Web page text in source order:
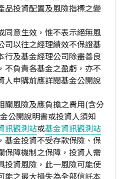
品投資配置及風險指標之變
同意生效，惟不表示絕無風
司以往之經理績效不保證基
行及基金經理公司除盡善良
不負責各基金之盈虧，亦不
人申購前應詳閱基金公開說
關風險及應負擔之費用(含分
公開說明書或投資人須知
訊觀測站或基金資訊觀測站
基金投資不受存款保險、保
保障機制之保障，投資人需
投資風險，此一風險可能使
能之最大損失為全部信託本